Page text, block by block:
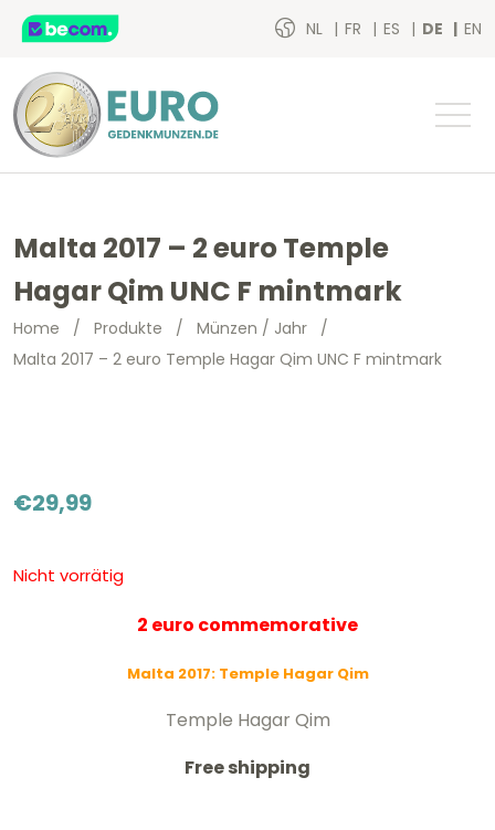
NL FR ES DE EN
Malta 2017 – 2 euro Temple
Hagar Qim UNC F mintmark
Home / Produkte / Münzen / Jahr /
Malta 2017 – 2 euro Temple Hagar Qim UNC F mintmark
€29,99
Nicht vorrätig
2 euro commemorative
Malta 2017: Temple Hagar Qim
Temple Hagar Qim
Free shipping